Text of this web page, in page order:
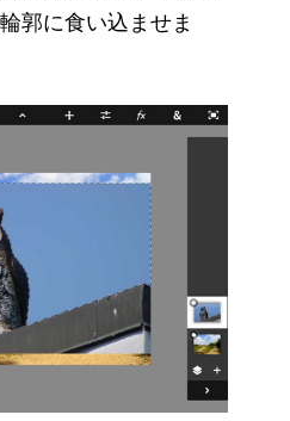
郭に食い込ませま